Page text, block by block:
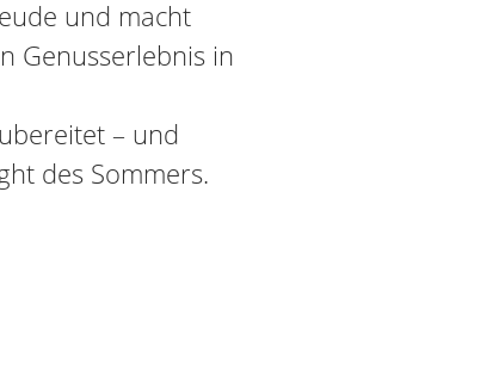
und macht
Genusserlebnis in
– und
des Sommers.